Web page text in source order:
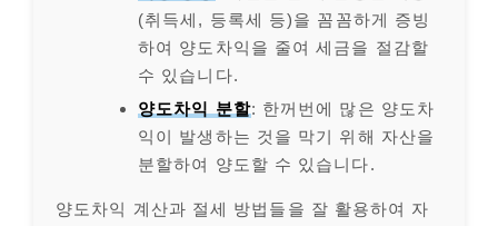
(취득세, 등록세 등)을 꼼꼼하게 증빙
하여 양도차익을 줄여 세금을 절감할
수 있습니다.
양도차익 분할: 한꺼번에 많은 양도차
익이 발생하는 것을 막기 위해 자산을
분할하여 양도할 수 있습니다.
양도차익 계산과 절세 방법들을 잘 활용하여 자